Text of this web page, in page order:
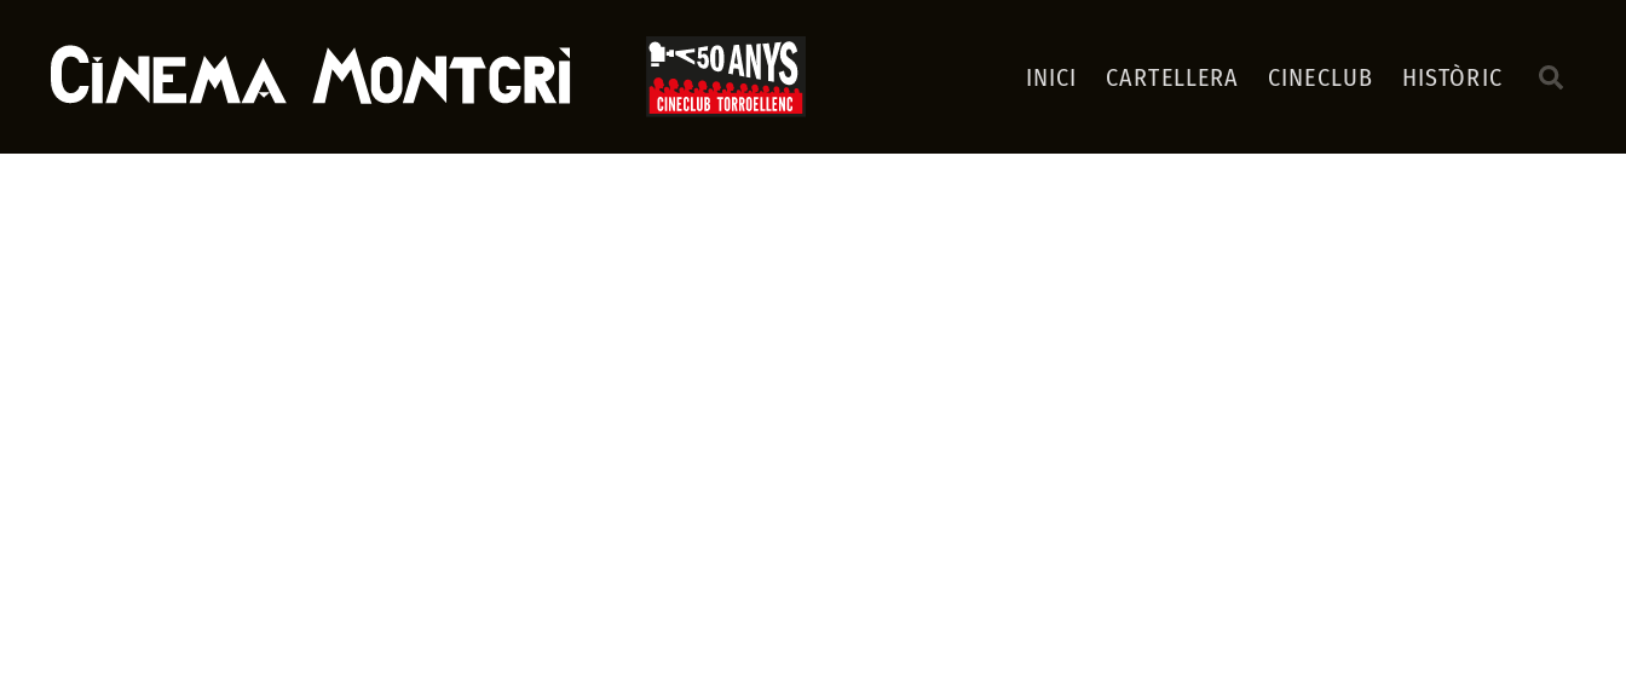
INICI CARTELLERA CINECLUB HISTÒRIC